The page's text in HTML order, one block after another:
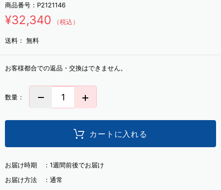
商品番号： P2121146
¥32,340 （税込）
送料： 無料
お客様都合での返品・交換はできません。
数量：
カートに入れる
お届け時期 ： 1週間前後でお届け
お届け方法 ： 通常